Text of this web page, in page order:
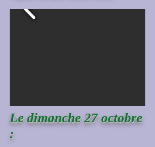
Le dimanche 27 octobre
: